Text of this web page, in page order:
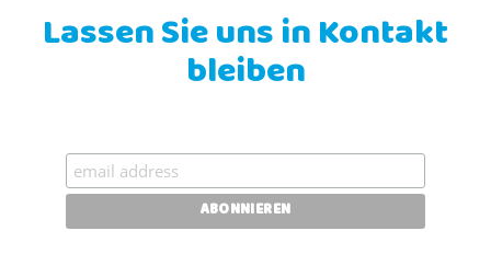
Lassen Sie uns in Kontakt
bleiben